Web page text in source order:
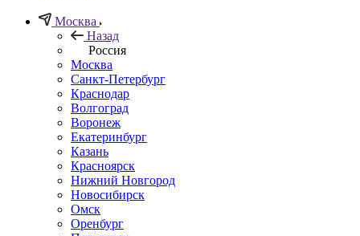
Москва
Назад
Россия
Москва
Санкт-Петербург
Краснодар
Волгоград
Воронеж
Екатеринбург
Казань
Красноярск
Нижний Новгород
Новосибирск
Омск
Оренбург